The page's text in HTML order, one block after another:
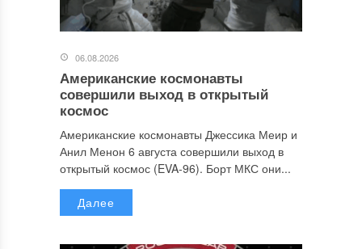
06.08.2026
Американские космонавты
совершили выход в открытый
космос
Американские космонавты Джессика Меир и
Анил Менон 6 августа совершили выход в
открытый космос (EVA-96). Борт МКС они...
Далее